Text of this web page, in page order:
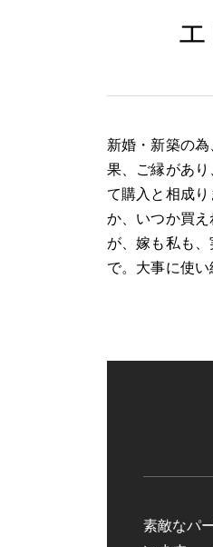
新婚・新築の
果、ご縁があ
て購入と相成
か、いつか買
が、嫁も私も
で。大事に使い
素敵なパ